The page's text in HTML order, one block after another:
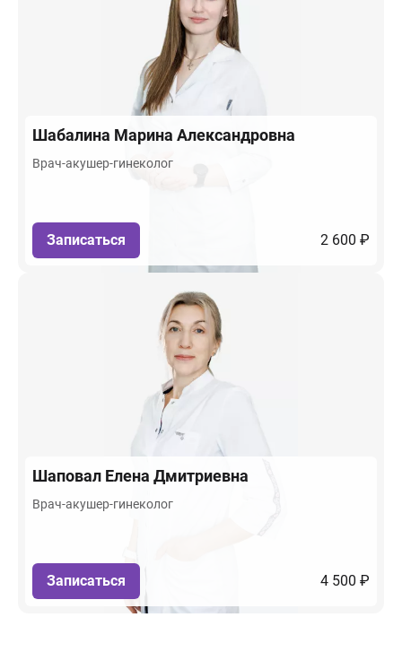
Шабалина Марина Александровна
Врач-акушер-гинеколог
Записаться 2 600 ₽
Шаповал Елена Дмитриевна
Врач-акушер-гинеколог
Записаться 4 500 ₽